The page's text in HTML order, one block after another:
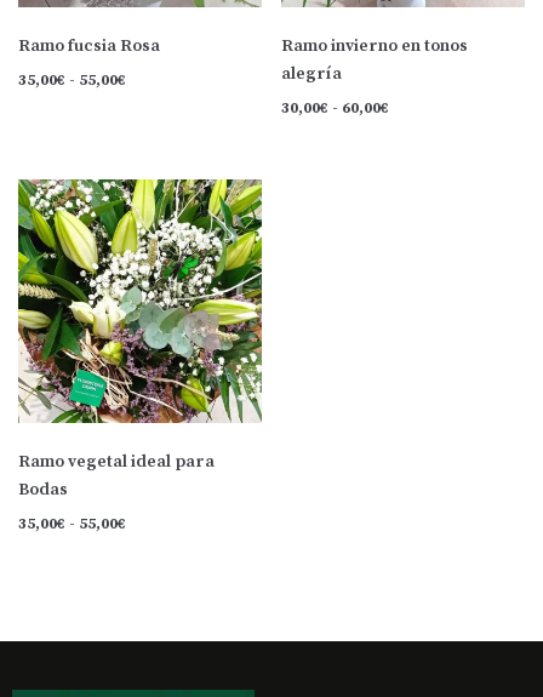
Ramo fucsia Rosa
35,00€ - 55,00€
Ramo invierno en tonos
alegría
30,00€ - 60,00€
Ramo vegetal ideal para
Bodas
35,00€ - 55,00€